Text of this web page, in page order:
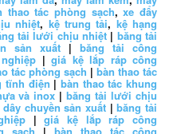
thao tác phòng sạch,xe đẩy
nhiệt, kệ trung tải, kệ hạng
tải lưới chịu nhiệt| băng tải
sản xuất | băng tải công
|giá kệ lắp ráp công
tác phòng sạch | bàn thao tác
tĩnh điện | bàn thao tác khung
và inox |băng tải lưới chịu
chuyền sản xuất |băng tải
|giá kệ lắp ráp công